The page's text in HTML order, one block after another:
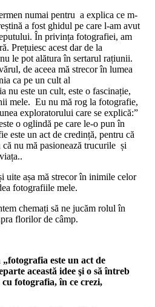
numai pentru a explica ce m-
a fost ghidul pe care l-am avut
În privința fotografiei, am
Prețuiesc acest dar de la
le pot alătura în sertarul rațiunii.
de aceea mă strecor în lumea
ca pe un cult al
nu este un cult, este o fascinație,
mele. Eu nu mă rog la fotografie,
exploratorului care se explică:”
o oglindă pe care le-o pun în
este un act de credință, pentru că
nu mă pasionează trucurile și
uite așa mă strecor în inimile celor
fotografiile mele.
chemați să ne jucăm rolul în
florilor de câmp.
este un act de
această idee şi o să întreb
fotografia, în ce crezi,